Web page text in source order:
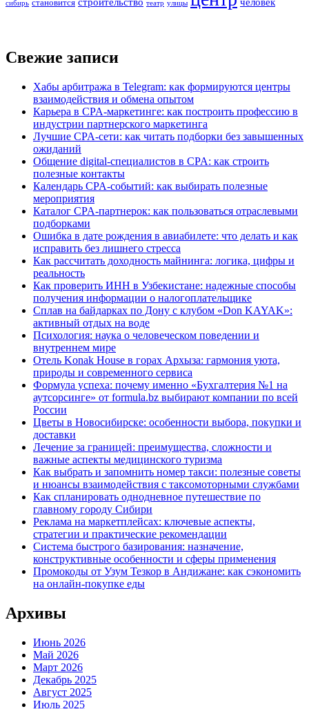
сибирь становится театр улицы
Свежие записи
Хабы арбитража в Telegram: как формируются центры
взаимодействия и обмена опытом
Карьера в CPA-маркетинге: как построить профессию в
индустрии партнерского маркетинга
Лучшие CPA-сети: как читать подборки без завышенных
ожиданий
Общение digital-специалистов в CPA: как строить
полезные контакты
Календарь CPA-событий: как выбирать полезные
мероприятия
Каталог CPA-партнерок: как пользоваться отраслевыми
подборками
Ошибка в дате рождения в авиабилете: что делать и как
исправить без лишнего стресса
Как рассчитать доходность майнинга: логика, цифры и
реальность
Как проверить ИНН в Узбекистане: надежные способы
получения информации о налогоплательщике
Сплав на байдарках по Дону с клубом «Don KAYAK»:
активный отдых на воде
Психология: наука о человеческом поведении и
внутреннем мире
Отель Konak House в горах Архыза: гармония уюта,
природы и современного сервиса
Формула успеха: почему именно «Бухгалтерия №1 на
аутсорсинге» от formula.bz выбирают компании по всей
России
Цветы в Новосибирске: особенности выбора, покупки и
доставки
Лечение за границей: преимущества, сложности и
важные аспекты медицинского туризма
Как выбрать и запомнить номер такси: полезные советы
и нюансы взаимодействия с таксомоторными службами
Как спланировать однодневное путешествие по
главному городу Сибири
Реклама на маркетплейсах: ключевые аспекты,
стратегии и практические рекомендации
Система быстрого базирования: назначение,
конструктивные особенности и сферы применения
Промокоды от Узум Тезкор в Андижане: как сэкономить
на онлайн-покупке еды
Архивы
Июнь 2026
Май 2026
Март 2026
Декабрь 2025
Август 2025
Июль 2025